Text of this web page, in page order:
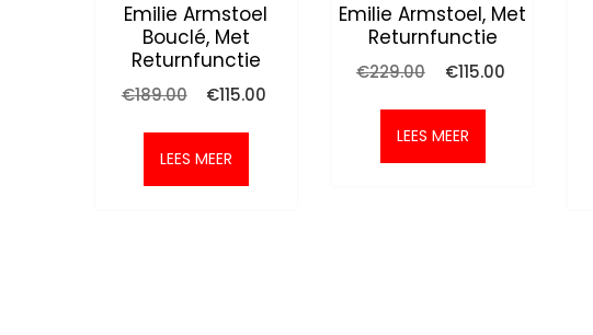
Emilie Armstoel
Bouclé, Met
Returnfunctie
€189.00
Oorspronkelijke
was:
€189.00.
€115.00
LEES MEER
Emilie Armstoel, Met
Returnfunctie
€229.00
Oorspronkelijke
was:
€229.00.
€115.00
LEES MEER